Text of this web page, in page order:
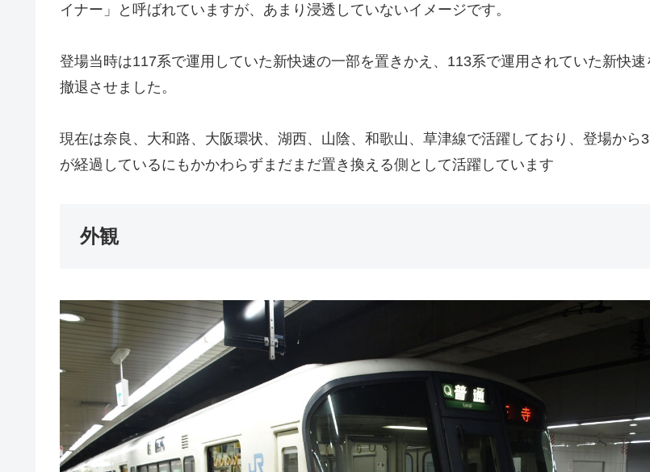
イナー」と呼ばれていますが、あまり浸透していないイメージです。
登場当時は117系で運用していた新快速の一部を置きかえ、113系で運用されていた新快速
撤退させました。
現在は奈良、大和路、大阪環状、湖西、山陰、和歌山、草津線で活躍しており、登場から
が経過しているにもかかわらずまだまだ置き換える側として活躍しています
外観